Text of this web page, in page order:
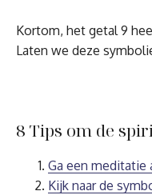
Kortom, het getal 9
Laten we deze
8 Tips om de
Ga een
Kijk naar de